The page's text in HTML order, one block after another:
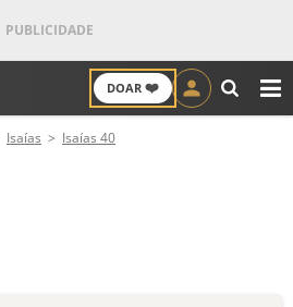
DOAR ❤️
Isaías Isaías 40